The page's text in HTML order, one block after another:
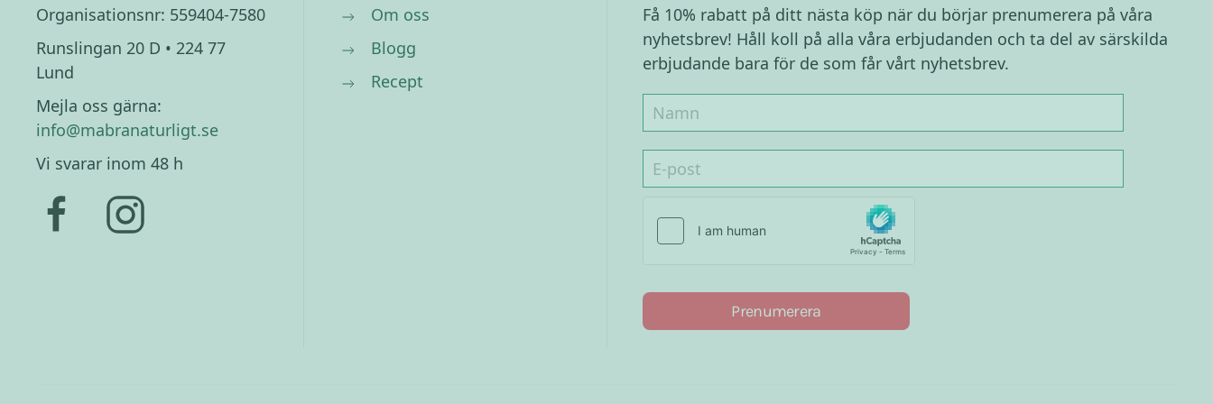
Organisationsnr: 559404-7580
Runslingan 20 D • 224 77
Lund
Mejla oss gärna:
info@mabranaturligt.se
Vi svarar inom 48 h
Om oss
Blogg
Recept
Få 10% rabatt på ditt nästa köp när du börjar prenumerera på våra
nyhetsbrev! Håll koll på alla våra erbjudanden och ta del av särskilda
erbjudande bara för de som får vårt nyhetsbrev.
Prenumerera